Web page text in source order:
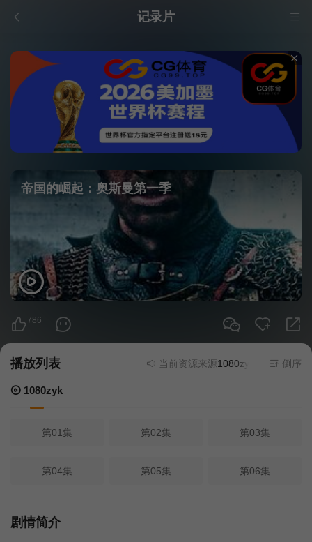
记录片
帝国的崛起：奥斯曼第一季
786
播放列表 当前资源来源1080zyk- 在线播放,无
倒序
1080zyk
第01集 第02集 第03集
第04集 第05集 第06集
剧情简介